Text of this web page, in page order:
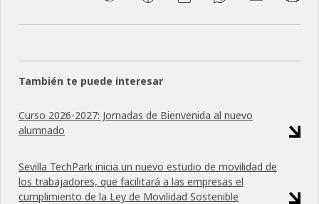
También te puede interesar
Curso 2026-2027: Jornadas de Bienvenida al nuevo
alumnado
Sevilla TechPark inicia un nuevo estudio de movilidad de
los trabajadores, que facilitará a las empresas el
cumplimiento de la Ley de Movilidad Sostenible